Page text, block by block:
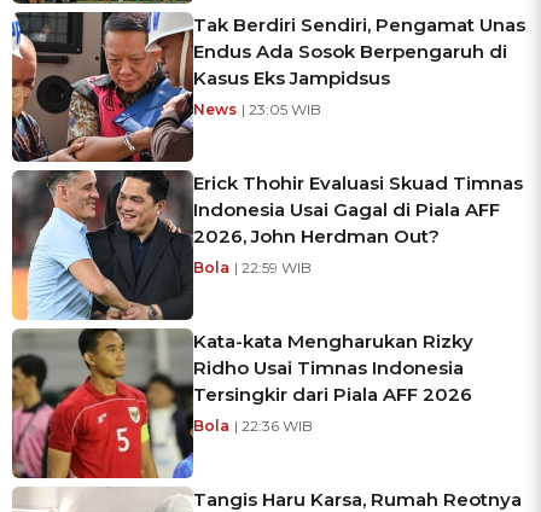
Tak Berdiri Sendiri, Pengamat Unas
Endus Ada Sosok Berpengaruh di
Kasus Eks Jampidsus
News | 23:05 WIB
Erick Thohir Evaluasi Skuad Timnas
Indonesia Usai Gagal di Piala AFF
2026, John Herdman Out?
Bola | 22:59 WIB
Kata-kata Mengharukan Rizky
Ridho Usai Timnas Indonesia
Tersingkir dari Piala AFF 2026
Bola | 22:36 WIB
Tangis Haru Karsa, Rumah Reotnya